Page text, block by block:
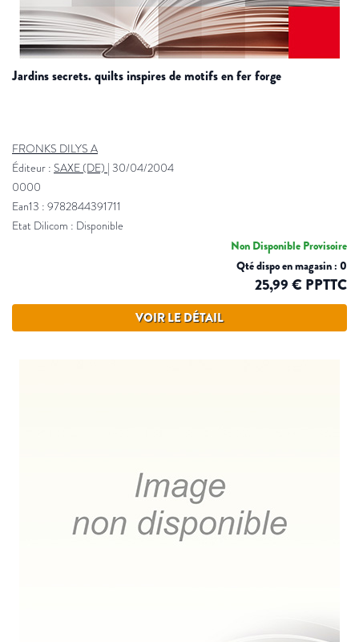
jardins secrets. quilts inspires de motifs en fer forge
FRONKS DILYS A
Éditeur : SAXE (DE) | 30/04/2004
0000
Ean13 : 9782844391711
Etat Dilicom : Disponible
Non Disponible Provisoire
Qté dispo en magasin : 0
25,99 € PPTTC
VOIR LE DÉTAIL